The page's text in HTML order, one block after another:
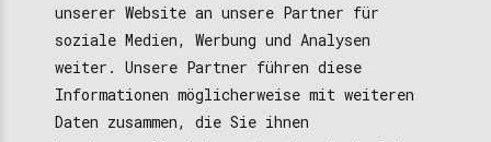
unserer Website an unsere Partner für
soziale Medien, Werbung und Analysen
weiter. Unsere Partner führen diese
Informationen möglicherweise mit weiteren
Daten zusammen, die Sie ihnen